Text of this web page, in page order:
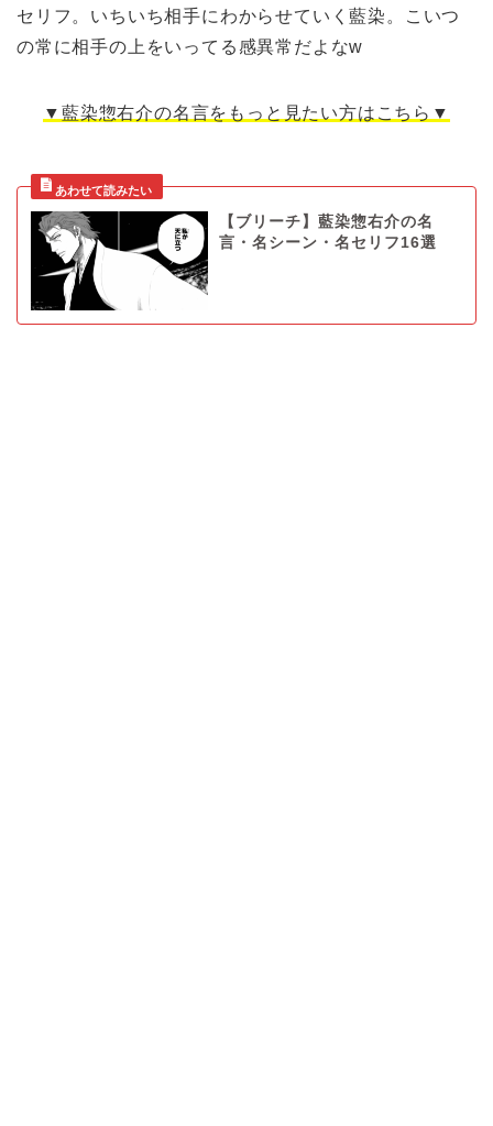
セリフ。いちいち相手にわからせていく藍染。こいつ
の常に相手の上をいってる感異常だよなw
▼藍染惣右介の名言をもっと見たい方はこちら▼
【ブリーチ】藍染惣右介の名
言・名シーン・名セリフ16選